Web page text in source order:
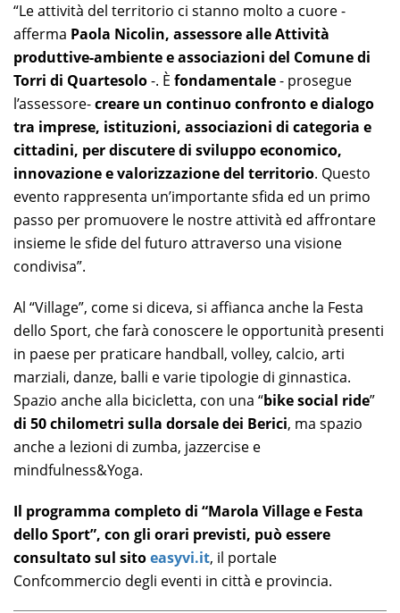
“Le attività del territorio ci stanno molto a cuore -
afferma Paola Nicolin, assessore alle Attività
produttive-ambiente e associazioni del Comune di
Torri di Quartesolo-. È fondamentale- prosegue
l’assessore-creare un continuo confronto e dialogo
tra imprese, istituzioni, associazioni di categoria e
cittadini, per discutere di sviluppo economico,
innovazione e valorizzazione del territorio. Questo
evento rappresenta un’importante sfida ed un primo
passo per promuovere le nostre attività ed affrontare
insieme le sfide del futuro attraverso una visione
condivisa”.
Al “Village”, come si diceva, si affianca anche la Festa
dello Sport, che farà conoscere le opportunità presenti
in paese per praticare handball, volley, calcio, arti
marziali, danze, balli e varie tipologie di ginnastica.
Spazio anche alla bicicletta, con una “bike social ride”
di 50 chilometri sulla dorsale dei Berici, ma spazio
anche a lezioni di zumba, jazzercise e
mindfulness&Yoga.
Il programma completo di “Marola Village e Festa
dello Sport”, con gli orari previsti, può essere
consultato sul sitoeasyvi.it, il portale
Confcommercio degli eventi in città e provincia.